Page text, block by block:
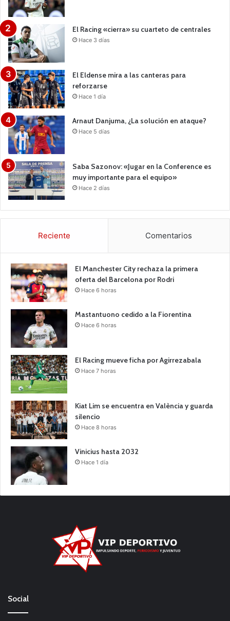
El Racing «cierra» su cuarteto de centrales
Hace 3 días
El Eldense mira a las canteras para
reforzarse
Hace 1 día
Arnaut Danjuma, ¿La solución en ataque?
Hace 5 días
Saba Sazonov: «Jugar en la Conference es
muy importante para el equipo»
Hace 2 días
Reciente Comentarios
El Manchester City rechaza la primera
oferta del Barcelona por Rodri
Hace 6 horas
Mastantuono cedido a la Fiorentina
Hace 6 horas
El Racing mueve ficha por Agirrezabala
Hace 7 horas
Kiat Lim se encuentra en València y guarda
silencio
Hace 8 horas
Vinicius hasta 2032
Hace 1 día
Social